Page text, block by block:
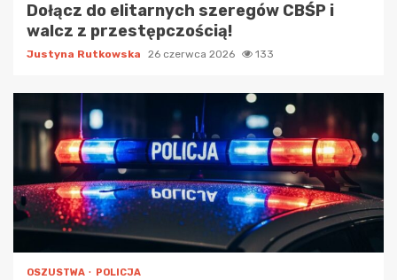
Dołącz do elitarnych szeregów CBŚP i
walcz z przestępczością!
Justyna Rutkowska 26 czerwca 2026 133
OSZUSTWA POLICJA